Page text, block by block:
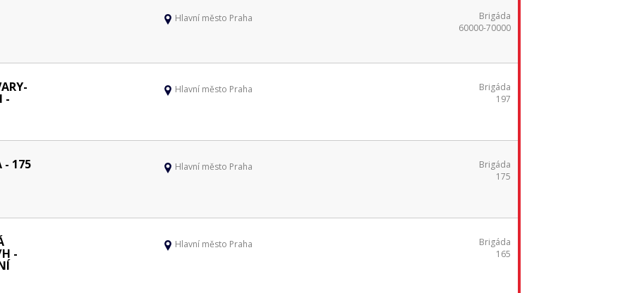
Hlavní město Praha
Brigáda
60000-70000
-
Hlavní město Praha
Brigáda
197
- 175 Hlavní město Praha
Brigáda
175
-
Hlavní město Praha
Brigáda
165